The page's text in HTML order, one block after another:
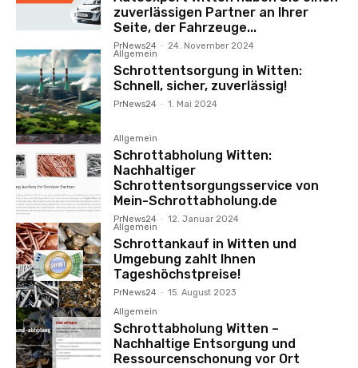
zuverlässigen Partner an Ihrer
Seite, der Fahrzeuge...
PrNews24 - 24. November 2024
Allgemein
Schrottentsorgung in Witten:
Schnell, sicher, zuverlässig!
PrNews24 - 1. Mai 2024
Allgemein
Schrottabholung Witten:
Nachhaltiger
Schrottentsorgungsservice von
Mein-Schrottabholung.de
PrNews24 - 12. Januar 2024
Allgemein
Schrottankauf in Witten und
Umgebung zahlt Ihnen
Tageshöchstpreise!
PrNews24 - 15. August 2023
Allgemein
Schrottabholung Witten –
Nachhaltige Entsorgung und
Ressourcenschonung vor Ort